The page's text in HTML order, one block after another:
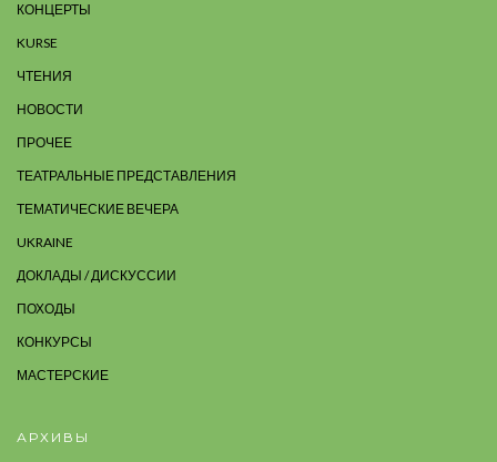
КОНЦЕРТЫ
KURSE
ЧТЕНИЯ
НОВОСТИ
ПРОЧЕЕ
ТЕАТРАЛЬНЫЕ ПРЕДСТАВЛЕНИЯ
ТЕМАТИЧЕСКИЕ ВЕЧЕРА
UKRAINE
ДОКЛАДЫ / ДИСКУССИИ
ПОХОДЫ
КОНКУРСЫ
МАСТЕРСКИЕ
АРХИВЫ